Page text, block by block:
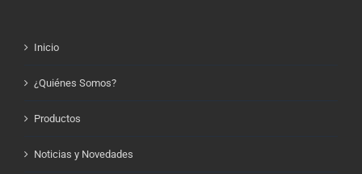
Inicio
¿Quiénes Somos?
Productos
Noticias y Novedades